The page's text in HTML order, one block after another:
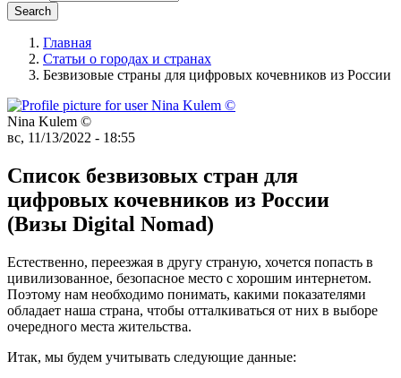
Главная
Статьи о городах и странах
Безвизовые страны для цифровых кочевников из России
Nina Kulem ©️
вс, 11/13/2022 - 18:55
Список безвизовых стран для
цифровых кочевников из России
(Визы Digital Nomad)
Естественно, переезжая в другу страную, хочется попасть в
цивилизованное, безопасное место с хорошим интернетом.
Поэтому нам необходимо понимать, какими показателями
обладает наша страна, чтобы отталкиваться от них в выборе
очередного места жительства.
Итак, мы будем учитывать следующие данные: